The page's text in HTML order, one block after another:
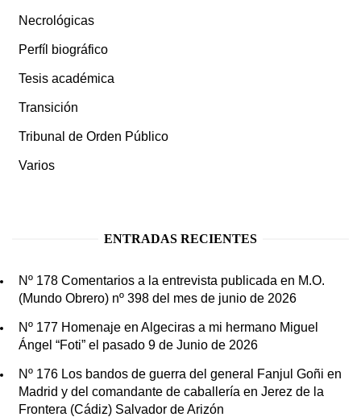
Necrológicas
Perfíl biográfico
Tesis académica
Transición
Tribunal de Orden Público
Varios
ENTRADAS RECIENTES
Nº 178 Comentarios a la entrevista publicada en M.O.
(Mundo Obrero) nº 398 del mes de junio de 2026
Nº 177 Homenaje en Algeciras a mi hermano Miguel
Ángel “Foti” el pasado 9 de Junio de 2026
Nº 176 Los bandos de guerra del general Fanjul Goñi en
Madrid y del comandante de caballería en Jerez de la
Frontera (Cádiz) Salvador de Arizón